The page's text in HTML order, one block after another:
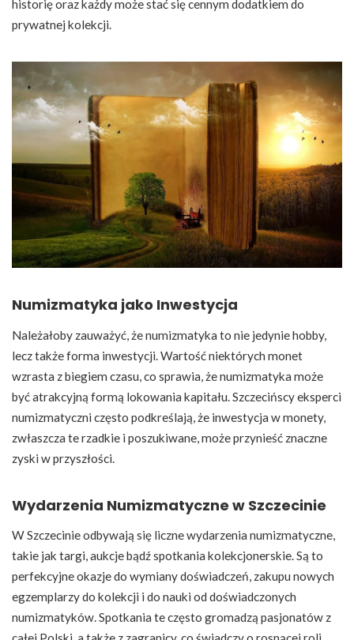
historię oraz każdy może stać się cennym dodatkiem do
prywatnej kolekcji.
Numizmatyka jako Inwestycja
Należałoby zauważyć, że numizmatyka to nie jedynie hobby,
lecz także forma inwestycji. Wartość niektórych monet
wzrasta z biegiem czasu, co sprawia, że numizmatyka może
być atrakcyjną formą lokowania kapitału. Szczecińscy eksperci
numizmatyczni często podkreślają, że inwestycja w monety,
zwłaszcza te rzadkie i poszukiwane, może przynieść znaczne
zyski w przyszłości.
Wydarzenia Numizmatyczne w Szczecinie
W Szczecinie odbywają się liczne wydarzenia numizmatyczne,
takie jak targi, aukcje bądź spotkania kolekcjonerskie. Są to
perfekcyjne okazje do wymiany doświadczeń, zakupu nowych
egzemplarzy do kolekcji i do nauki od doświadczonych
numizmatyków. Spotkania te często gromadzą pasjonatów z